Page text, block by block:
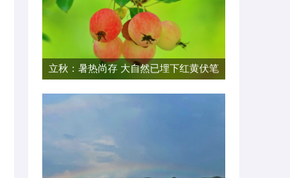
立秋：暑热尚存 大自然已埋下红黄伏笔